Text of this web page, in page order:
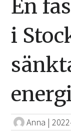
En
i
Anna |